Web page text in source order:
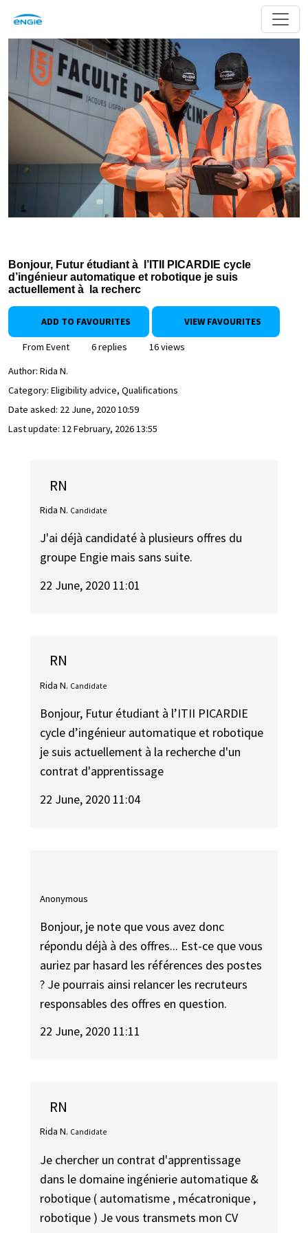
Bonjour, Futur étudiant à l’ITII PICARDIE cycle
d’ingénieur automatique et robotique je suis
actuellement à la recherc
ADD TO FAVOURITES VIEW FAVOURITES
From Event 6 replies
16 views
Author: Rida N.
Category: Eligibility advice, Qualifications
Date asked: 22 June, 2020 10:59
Last update: 12 February, 2026 13:55
RN
Rida N. Candidate
J'ai déjà candidaté à plusieurs offres du
groupe Engie mais sans suite.
22 June, 2020 11:01
RN
Rida N. Candidate
Bonjour, Futur étudiant à l’ITII PICARDIE
cycle d’ingénieur automatique et robotique
je suis actuellement à la recherche d'un
contrat d'apprentissage
22 June, 2020 11:04
Anonymous
Bonjour, je note que vous avez donc
répondu déjà à des offres... Est-ce que vous
auriez par hasard les références des postes
? Je pourrais ainsi relancer les recruteurs
responsables des offres en question.
22 June, 2020 11:11
RN
Rida N. Candidate
Je chercher un contrat d'apprentissage
dans le domaine ingénierie automatique &
robotique ( automatisme , mécatronique ,
robotique ) Je vous transmets mon CV